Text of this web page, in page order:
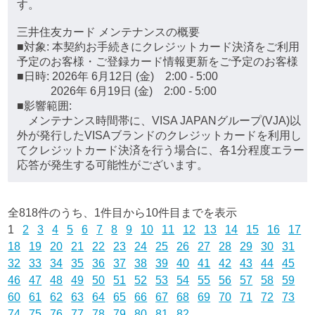
す。
三井住友カード メンテナンスの概要
■対象: 本契約お手続きにクレジットカード決済をご利用
予定のお客様・ご登録カード情報更新をご予定のお客様
■日時: 2026年 6月12日 (金) 2:00 - 5:00
2026年 6月19日 (金) 2:00 - 5:00
■影響範囲:
メンテナンス時間帯に、VISA JAPANグループ(VJA)以
外が発行したVISAブランドのクレジットカードを利用し
てクレジットカード決済を行う場合に、各1分程度エラー
応答が発生する可能性がございます。
全818件のうち、1件目から10件目までを表示
1 2 3 4 5 6 7 8 9 10 11 12 13 14 15 16
17
18
19 20 21 22 23 24 25 26 27 28 29 30
31
32
33 34 35 36 37 38 39 40 41 42 43 44
45
46
47 48 49 50 51 52 53 54 55 56 57 58
59
60
61 62 63 64 65 66 67 68 69 70 71 72
73